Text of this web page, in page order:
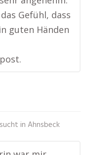
Gefühl, dass
guten Händen
sucht in Ahnsbeck